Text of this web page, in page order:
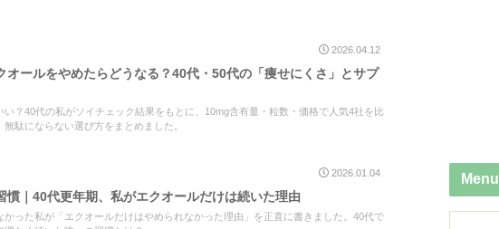
2026.04.12
オールをやめたらどうなる？40代・50代の「痩せにくさ」とサプ
い？40代の私がソイチェック結果をもとに、10mg含有量・粒数・価格で人気4社を比
駄にならない選び方をまとめました。
2026.01.04
慣｜40代更年期、私がエクオールだけは続いた理由
かった私が「エクオールだけはやめられなかった理由」を正直に書きました。40代で
Menu